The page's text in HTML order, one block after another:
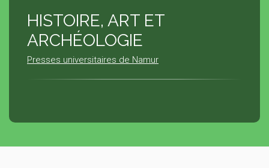
HISTOIRE, ART ET
ARCHÉOLOGIE
Presses universitaires de Namur